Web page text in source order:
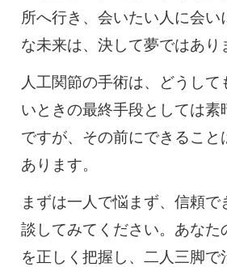
所へ行き、会いたい人に会い
な未来は、決して夢ではあり
人工関節の手術は、どうして
いときの最終手段としては素
ですが、その前にできること
あります。
まずは一人で悩まず、信頼で
談してみてください。あなた
を正しく把握し、二人三脚で